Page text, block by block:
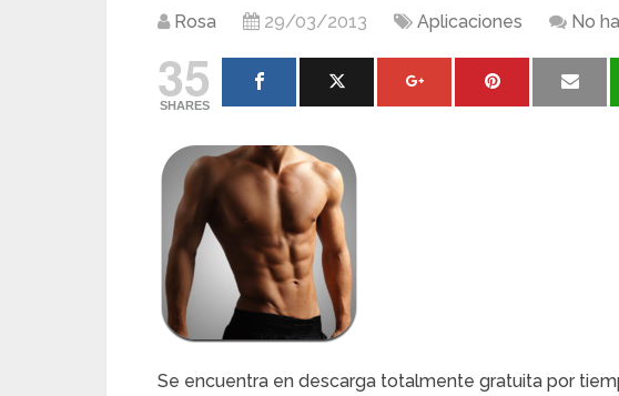
Rosa 29/03/2013 Aplicaciones No
35
SHARES
Se encuentra en descarga totalmente gratuita por